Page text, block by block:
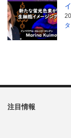
注目情報